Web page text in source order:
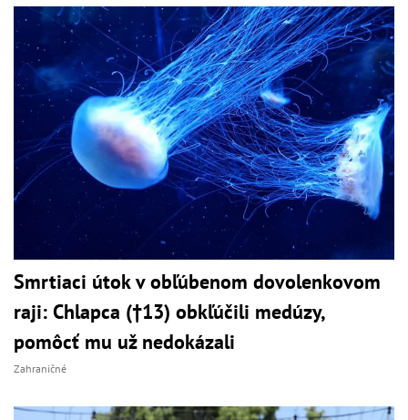
Smrtiaci útok v obľúbenom dovolenkovom
raji: Chlapca (†13) obkľúčili medúzy,
pomôcť mu už nedokázali
Zahraničné